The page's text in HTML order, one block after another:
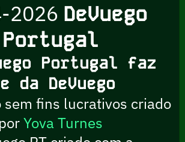
2026 DeVuego
Portugal
Portugal faz
da DeVuego
sem fins lucrativos criado
porYova Turnes